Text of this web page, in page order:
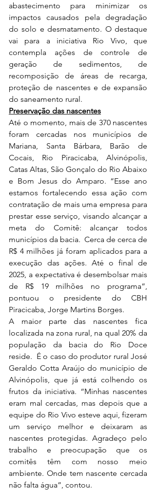
abastecimento para minimizar os
impactos causados pela degradação
do solo e desmatamento. O destaque
vai para a iniciativa Rio Vivo, que
contempla ações de controle de
geração de sedimentos, de
recomposição de áreas de recarga,
proteção de nascentes e de expansão
do saneamento rural.
Preservação das nascentes
Até o momento, mais de 370 nascentes
foram cercadas nos municípios de
Mariana, Santa Bárbara, Barão de
Cocais, Rio Piracicaba, Alvinópolis,
Catas Altas, São Gonçalo do Rio Abaixo
e Bom Jesus do Amparo. “Esse ano
estamos fortalecendo essa ação com
contratação de mais uma empresa para
prestar esse serviço, visando alcançar a
meta do Comitê: alcançar todos
municípios da bacia.  Cerca de cerca de
R$ 4 milhões já foram aplicados para a
execução das ações. Até o final de
2025, a expectativa é desembolsar mais
de R$ 19 milhões no programa”,
pontuou o presidente do CBH
Piracicaba, Jorge Martins Borges.
A maior parte das nascentes fica
localizada na zona rural, na qual 20% da
população da bacia do Rio Doce
reside.  É o caso do produtor rural José
Geraldo Cotta Araújo do município de
Alvinópolis, que já está colhendo os
frutos da iniciativa. “Minhas nascentes
eram mal cercadas, mas depois que a
equipe do Rio Vivo esteve aqui, fizeram
um serviço melhor e deixaram as
nascentes protegidas. Agradeço pelo
trabalho e preocupação que os
comitês têm com nosso meio
ambiente. Onde tem nascente cercada
não falta água”, contou.